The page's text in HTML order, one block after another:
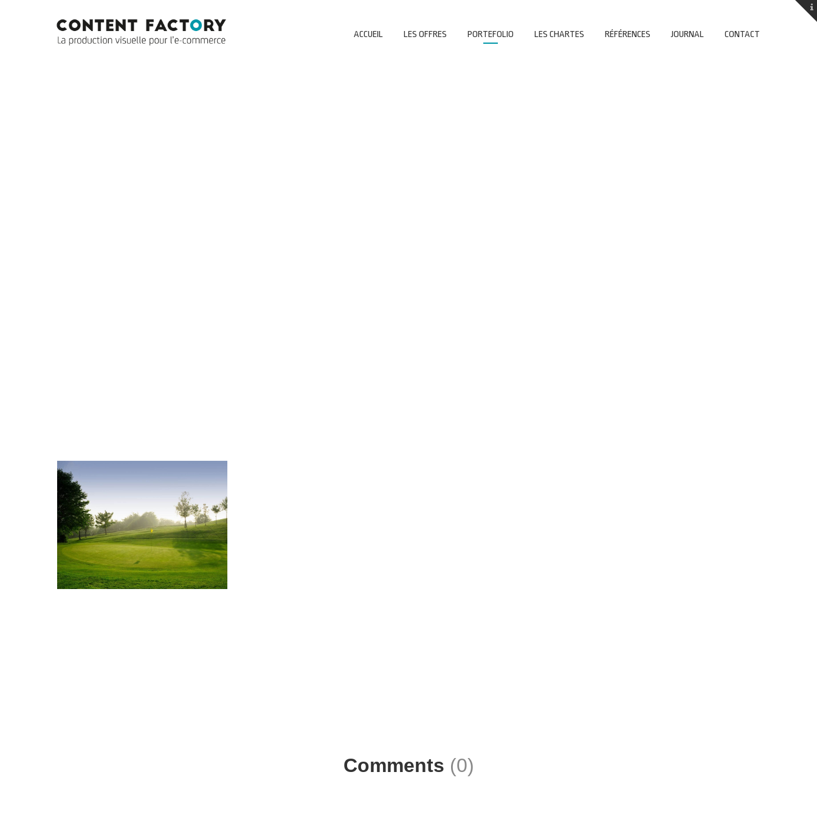
ACCUEIL LES OFFRES PORTEFOLIO LES CHARTES RÉFÉRENCES JOURNAL CONTACT
Comments (0)